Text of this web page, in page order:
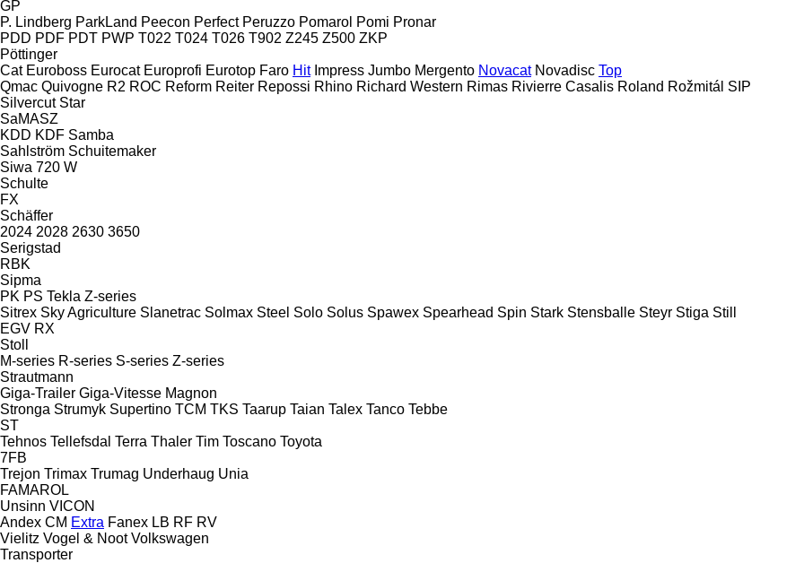
GP
P. Lindberg ParkLand Peecon Perfect Peruzzo Pomarol Pomi Pronar
PDD PDF PDT PWP T022 T024 T026 T902 Z245 Z500 ZKP
Pöttinger
Cat Euroboss Eurocat Europrofi Eurotop Faro Hit Impress Jumbo Mergento Novacat Novadisc Top
Qmac Quivogne R2 ROC Reform Reiter Repossi Rhino Richard Western Rimas Rivierre Casalis Roland Rožmitál SIP
Silvercut Star
SaMASZ
KDD KDF Samba
Sahlström Schuitemaker
Siwa 720 W
Schulte
FX
Schäffer
2024 2028 2630 3650
Serigstad
RBK
Sipma
PK PS Tekla Z-series
Sitrex Sky Agriculture Slanetrac Solmax Steel Solo Solus Spawex Spearhead Spin Stark Stensballe Steyr Stiga Still
EGV RX
Stoll
M-series R-series S-series Z-series
Strautmann
Giga-Trailer Giga-Vitesse Magnon
Stronga Strumyk Supertino TCM TKS Taarup Taian Talex Tanco Tebbe
ST
Tehnos Tellefsdal Terra Thaler Tim Toscano Toyota
7FB
Trejon Trimax Trumag Underhaug Unia
FAMAROL
Unsinn VICON
Andex CM Extra Fanex LB RF RV
Vielitz Vogel & Noot Volkswagen
Transporter